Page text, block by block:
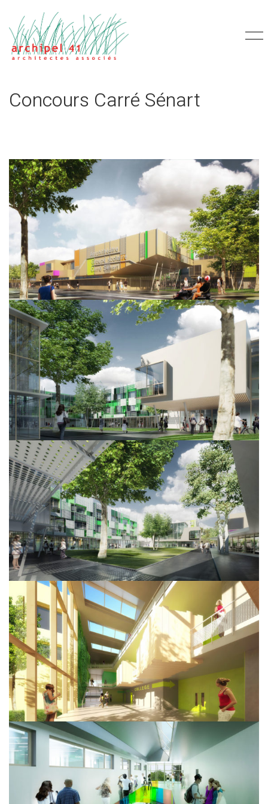
Concours Carré Sénart